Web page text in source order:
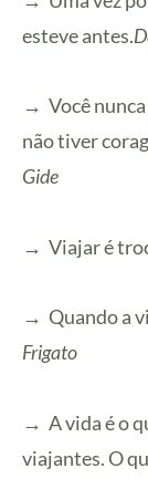
esteve antes.
→ Você
não tiver
Gide
→ Viajar é
→ Quando a
Frigato
→ A vida é o
viajantes. O